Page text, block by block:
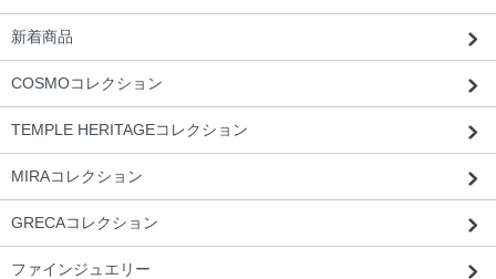
新着商品
COSMOコレクション
TEMPLE HERITAGEコレクション
MIRAコレクション
GRECAコレクション
ファインジュエリー